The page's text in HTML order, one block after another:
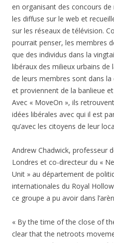
en organisant des concours
les diffuse sur le web et
sur les réseaux de télévision.
pourrait penser, les membres
que des individus dans la
libéraux des milieux urbains
de leurs membres sont dans
et proviennent de la banlieue
Avec « MoveOn », ils
idées libérales avec qui il est
qu’avec les citoyens de leur
Andrew Chadwick, professeur
Londres et co-directeur du «
Unit » au département de
internationales du Royal
ce groupe a pu avoir dans
« By the time of the close of
clear that the netroots